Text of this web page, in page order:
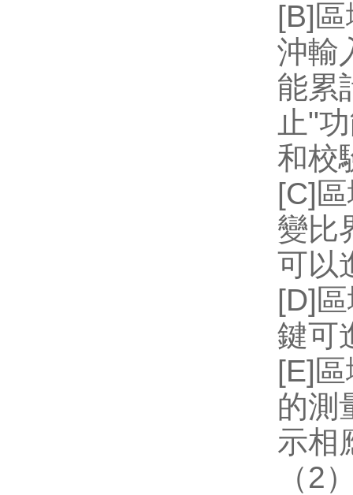
[B]
沖輸
能累
止"
和校
[C]
變比
可以
[D]
鍵可
[E]
的測
示相
（2